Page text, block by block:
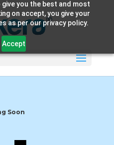
you the best and most
on accept, you give your
as per our privacy policy.
Accept
Soon